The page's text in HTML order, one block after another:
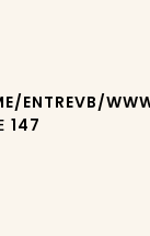
ENTREVB/
147